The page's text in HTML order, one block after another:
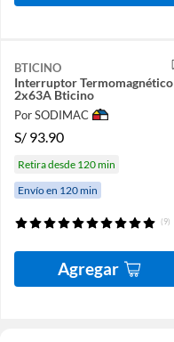
BTICINO
Interruptor Termomagnético
2x63A Bticino
Por SODIMAC
S/ 93.90
Retira desde 120 min
Envío en 120 min
(9)
Agregar